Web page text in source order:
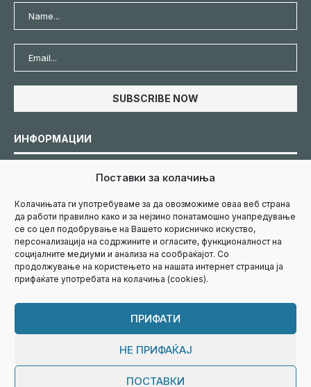
Поставки за колачиња
Колачињата ги употребуваме за да овозможиме оваа веб страна
да работи правилно како и за нејзино понатамошно унапредување
се со цел подобрување на Вашето корисничко искуство,
персонализација на содржините и огласите, функционалност на
социјалните медиуми и анализа на сообраќајот. Со
продолжување на користењето на нашата интернет страница ја
прифаќате употребата на колачиња (cookies).
ПРИФАТИ
НЕ ПРИФАЌАЈ
ПОСТАВКИ
ИНФОРМАЦИИ
Политика за приватност
Маркетинг
Контакт
@2024 - Сите права задржани.